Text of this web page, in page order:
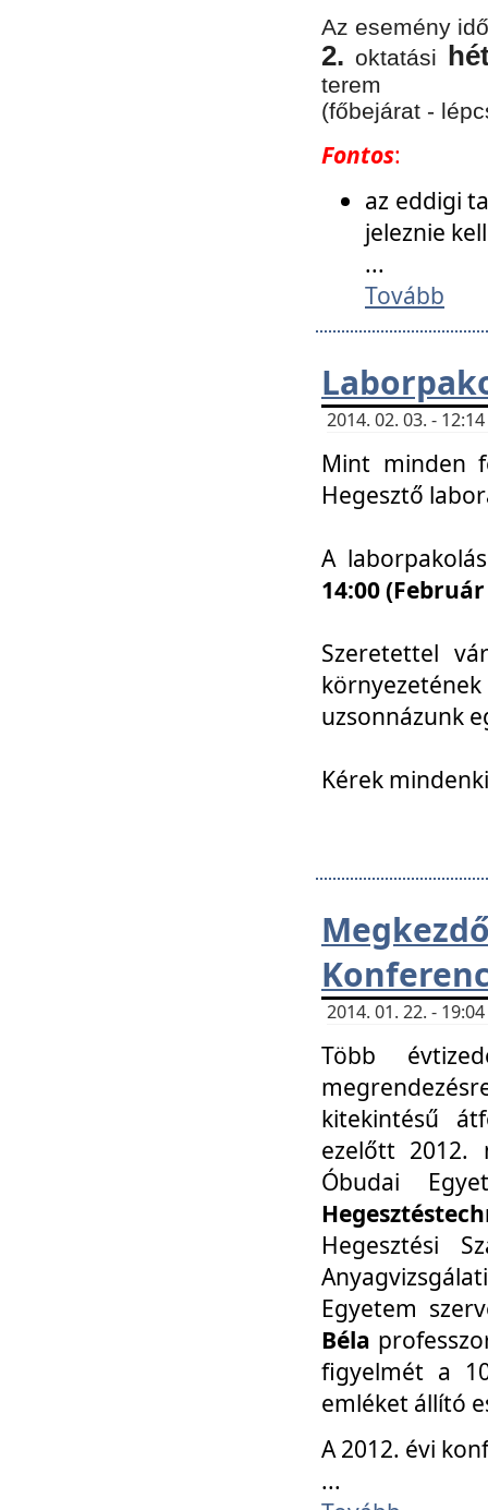
Az esemény
2. oktatási
terem
(főbejárat -
Fontos:
az eddigi
jeleznie
...
Tovább
2014. 02. 03. -
Mint minden
Hegesztő
A
14:00
Szeretettel
uzsonnázunk
Kérek
2014. 01. 22. -
Több
kitekintésű
ezelőtt 2012.
Óbudai
Hegesztési
Egyetem
Béla
figyelmét a
emléket állító
A 2012. évi
...